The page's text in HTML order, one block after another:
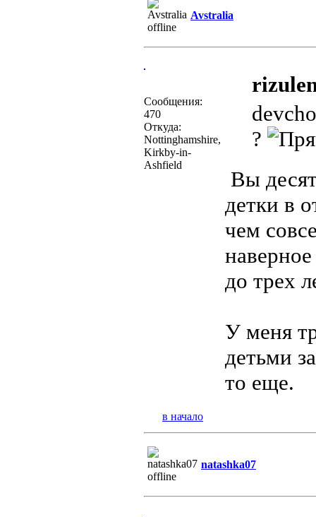
Avstralia
Сообщения:
470
Откуда:
Nottinghamshire,
Kirkby-in-
Ashfield
?
Вы
детки в
чем
до трех
У меня
детьми
то еще.
в начало
natashka07